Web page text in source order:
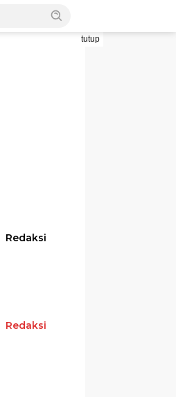
tutup
Redaksi
Redaksi